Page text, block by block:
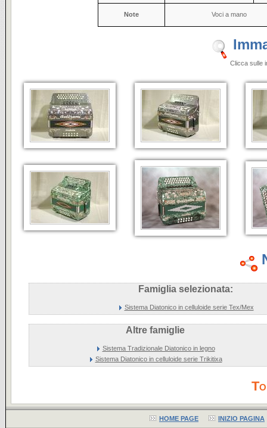
Note Voci a mano
Clicca sulle
Famiglia selezionata:
Sistema Diatonico in celluloide serie Tex/Mex
Altre famiglie
Sistema Tradizionale Diatonico in legno
Sistema Diatonico in celluloide serie Trikitixa
HOME PAGE INIZIO PAGINA